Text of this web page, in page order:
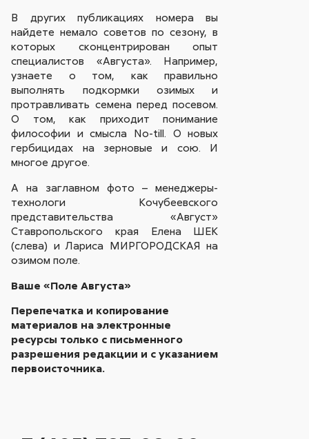
В других публикациях номера вы
найдете немало советов по сезону, в
которых сконцентрирован опыт
специалистов «Августа». Например,
узнаете о том, как правильно
выполнять подкормки озимых и
протравливать семена перед посевом.
О том, как приходит понимание
философии и смысла No-till. О новых
гербицидах на зерновые и сою. И
многое другое.
А на заглавном фото – менеджеры-
технологи Кочубеевского
представительства «Август»
Ставропольского края Елена ШЕК
(слева) и Лариса МИРГОРОДСКАЯ на
озимом поле.
Ваше «Поле Августа»
Перепечатка и копирование
материалов на электронные
ресурсы только с письменного
разрешения редакции и с указанием
первоисточника.